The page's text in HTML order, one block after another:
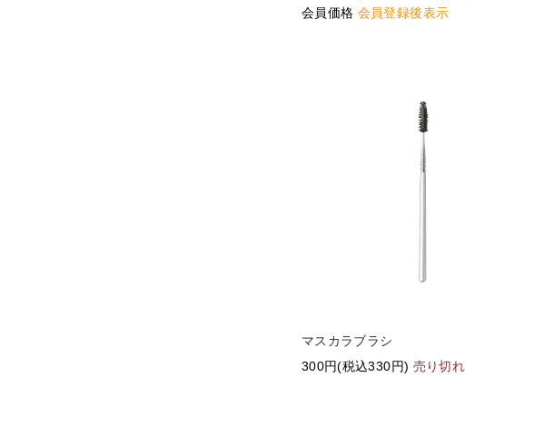
会員価格 会員登録後表示
マスカラブラシ
300円(税込330円) 売り切れ